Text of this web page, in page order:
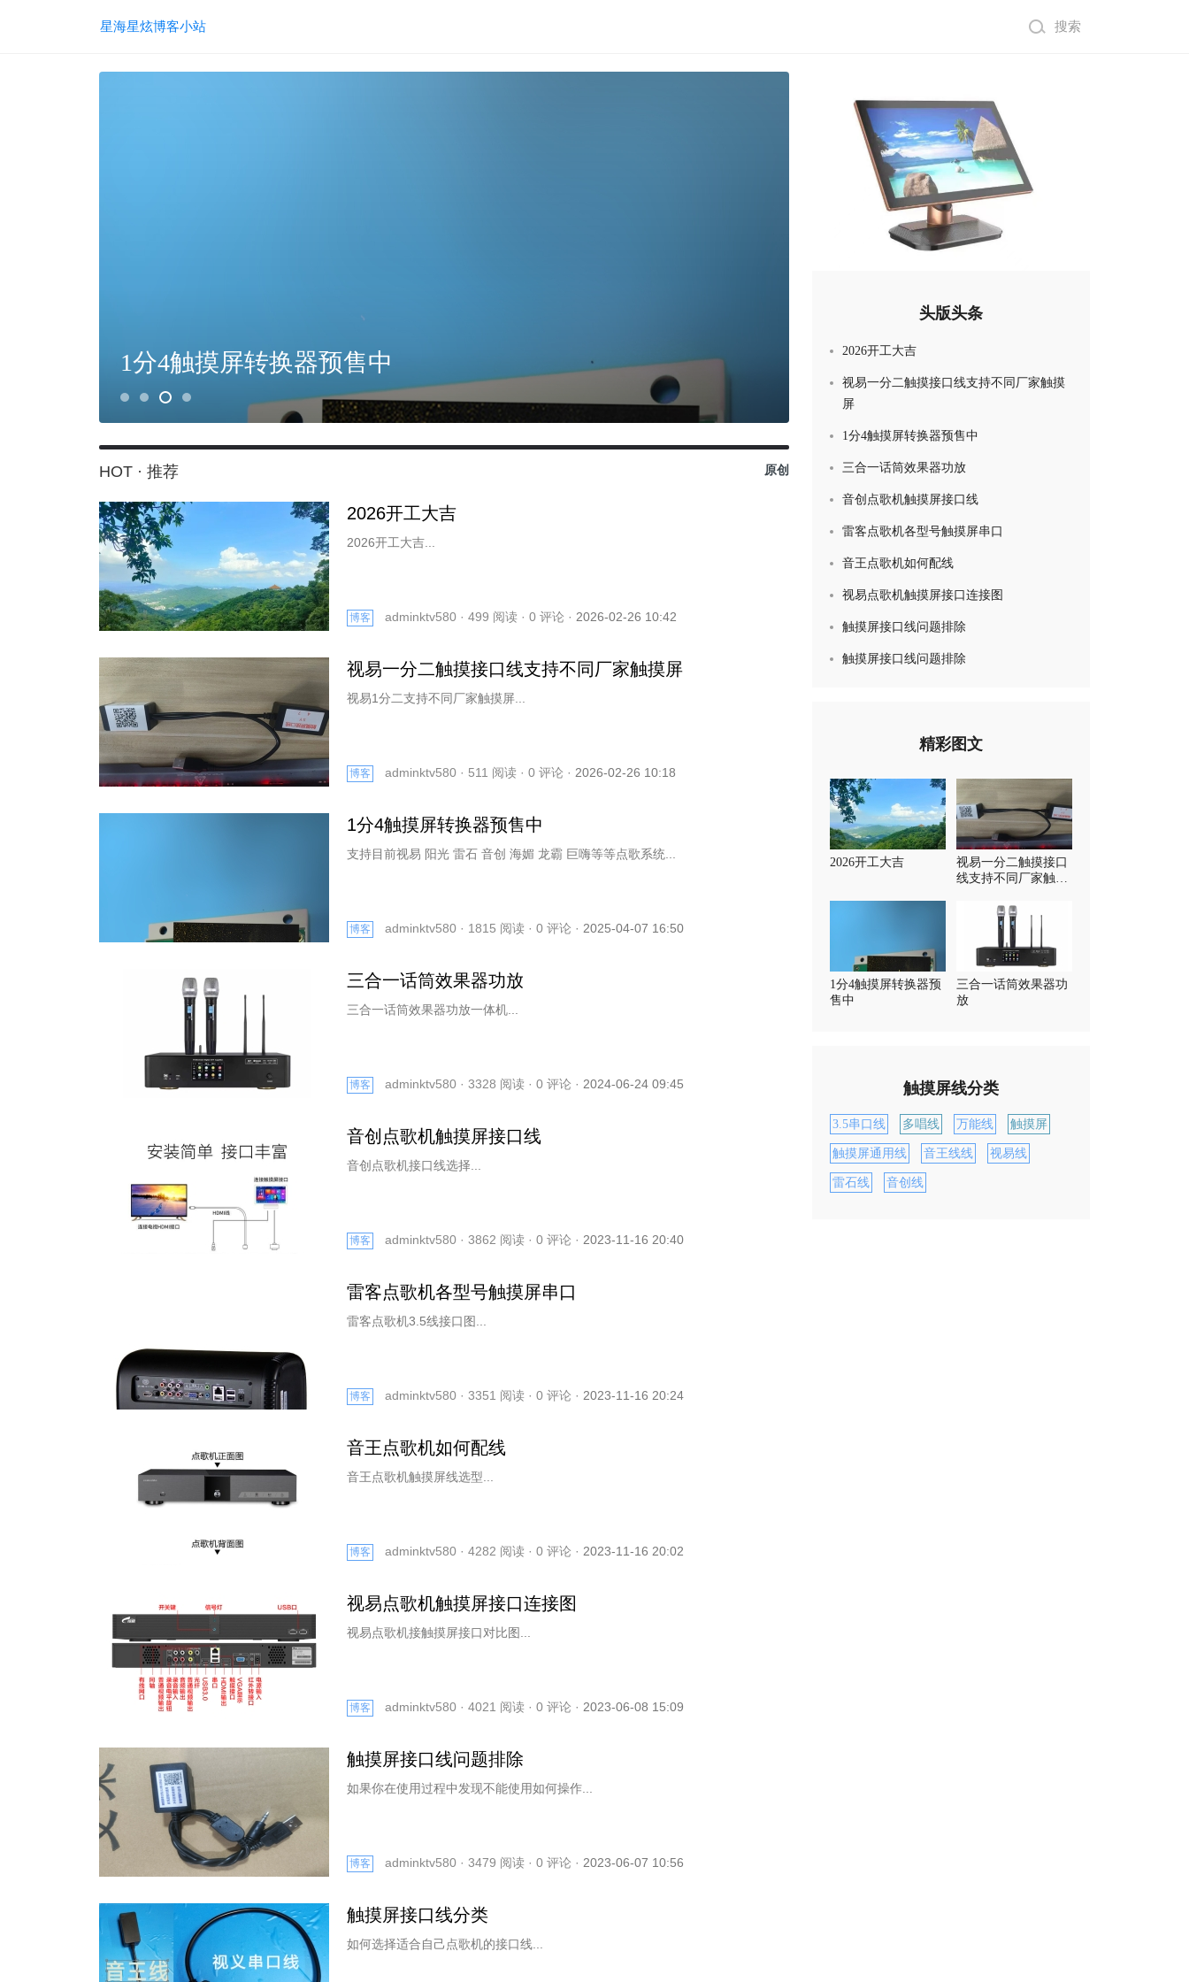
星海星炫博客小站 搜索
1分4触摸屏转换器预售中 三合一话筒效果器功放
HOT · 推荐 原创
2026开工大吉
2026开工大吉...
博客 adminktv580 · 499 阅读 · 0 评论 · 2026-02-26 10:42
视易一分二触摸接口线支持不同厂家触摸屏
视易1分二支持不同厂家触摸屏...
博客 adminktv580 · 511 阅读 · 0 评论 · 2026-02-26 10:18
1分4触摸屏转换器预售中
支持目前视易 阳光 雷石 音创 海媚 龙霸 巨嗨等等点歌系统...
博客 adminktv580 · 1815 阅读 · 0 评论 · 2025-04-07 16:50
三合一话筒效果器功放
三合一话筒效果器功放一体机...
博客 adminktv580 · 3328 阅读 · 0 评论 · 2024-06-24 09:45
音创点歌机触摸屏接口线
音创点歌机接口线选择...
博客 adminktv580 · 3862 阅读 · 0 评论 · 2023-11-16 20:40
雷客点歌机各型号触摸屏串口
雷客点歌机3.5线接口图...
博客 adminktv580 · 3351 阅读 · 0 评论 · 2023-11-16 20:24
音王点歌机如何配线
音王点歌机触摸屏线选型...
博客 adminktv580 · 4282 阅读 · 0 评论 · 2023-11-16 20:02
视易点歌机触摸屏接口连接图
视易点歌机接触摸屏接口对比图...
博客 adminktv580 · 4021 阅读 · 0 评论 · 2023-06-08 15:09
触摸屏接口线问题排除
如果你在使用过程中发现不能使用如何操作...
博客 adminktv580 · 3479 阅读 · 0 评论 · 2023-06-07 10:56
触摸屏接口线分类
如何选择适合自己点歌机的接口线...
头版头条
2026开工大吉
视易一分二触摸接口线支持不同厂家触摸
屏
1分4触摸屏转换器预售中
三合一话筒效果器功放
音创点歌机触摸屏接口线
雷客点歌机各型号触摸屏串口
音王点歌机如何配线
视易点歌机触摸屏接口连接图
触摸屏接口线问题排除
触摸屏接口线问题排除
精彩图文
2026开工大吉
视易一分二触摸接口
线支持不同厂家触摸
1分4触摸屏转换器预
售中
三合一话筒效果器功
放
触摸屏线分类
3.5串口线 多唱线 万能线 触摸屏
触摸屏通用线 音王线线 视易线
雷石线 音创线